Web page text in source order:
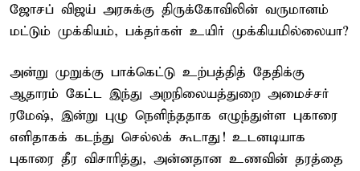
ஜோசப் விஜய் அரசுக்கு திருக்கோவிலின் வருமானம்
மட்டும் முக்கியம், பக்தர்கள் உயிர் முக்கியமில்லையா?
அன்று முறுக்கு பாக்கெட்டு உற்பத்தித் தேதிக்கு
ஆதாரம் கேட்ட இந்து அறநிலையத்துறை அமைச்சர்
ரமேஷ், இன்று புழு நெளிந்ததாக எழுந்துள்ள புகாரை
எளிதாகக் கடந்து செல்லக் கூடாது! உடனடியாக
புகாரை தீர விசாரித்து, அன்னதான உணவின் தரத்தை